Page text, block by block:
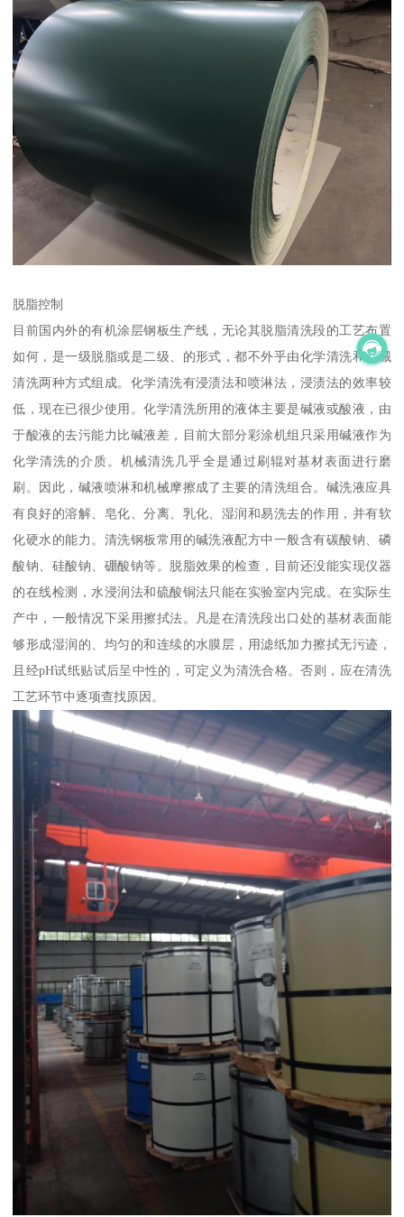
脱脂控制
目前国内外的有机涂层钢板生产线，无论其脱脂清洗段的工艺布置
如何，是一级脱脂或是二级、的形式，都不外乎由化学清洗和机械
清洗两种方式组成。化学清洗有浸渍法和喷淋法，浸渍法的效率较
低，现在已很少使用。化学清洗所用的液体主要是碱液或酸液，由
于酸液的去污能力比碱液差，目前大部分彩涂机组只采用碱液作为
化学清洗的介质。机械清洗几乎全是通过刷辊对基材表面进行磨
刷。因此，碱液喷淋和机械摩擦成了主要的清洗组合。碱洗液应具
有良好的溶解、皂化、分离、乳化、湿润和易洗去的作用，并有软
化硬水的能力。清洗钢板常用的碱洗液配方中一般含有碳酸钠、磷
酸钠、硅酸钠、硼酸钠等。脱脂效果的检查，目前还没能实现仪器
的在线检测，水浸润法和硫酸铜法只能在实验室内完成。在实际生
产中，一般情况下采用擦拭法。凡是在清洗段出口处的基材表面能
够形成湿润的、均匀的和连续的水膜层，用滤纸加力擦拭无污迹，
且经pH试纸贴试后呈中性的，可定义为清洗合格。否则，应在清洗
工艺环节中逐项查找原因。